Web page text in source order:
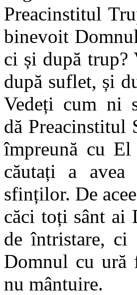
Preacinstitul
binevoit
ci și după trup?
după suflet, și
Vedeți cum ni
dă Preacinstitul
împreună cu
căutați a
sfinților. De
căci toți sânt ai
de întristare,
Domnul cu ură
nu mântuire.